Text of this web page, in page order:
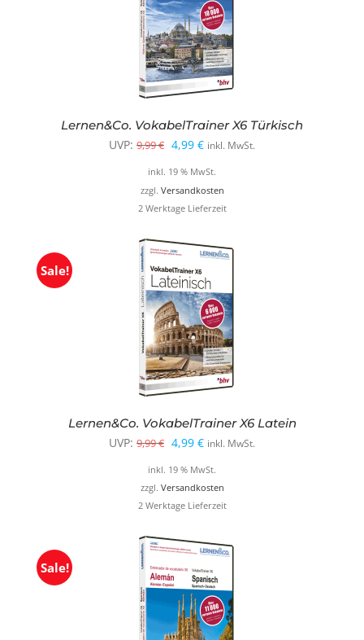
Lernen&Co. VokabelTrainer X6 Türkisch
UVP: 9,99€ Ursprünglicher
Preis
war:
9,99 €
4,99 €Aktueller
Preis
ist:
4,99 €.
inkl. MwSt.
inkl. 19 % MwSt.
zzgl. Versandkosten
2 Werktage Lieferzeit
Sale!
Lernen&Co. VokabelTrainer X6 Latein
UVP: 9,99€ Ursprünglicher
Preis
war:
9,99 €
4,99 €Aktueller
Preis
ist:
4,99 €.
inkl. MwSt.
inkl. 19 % MwSt.
zzgl. Versandkosten
2 Werktage Lieferzeit
Sale!